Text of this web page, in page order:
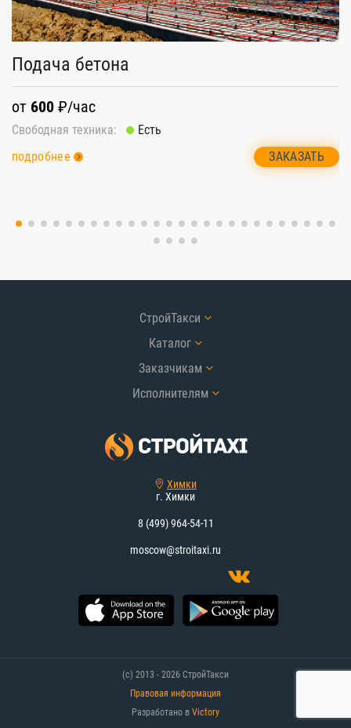
Подача бетона
от 600 ₽/час
Свободная техника:
Есть
подробнее
ЗАКАЗАТЬ
СтройТакси
Каталог
Заказчикам
Исполнителям
Химки
г. Химки
8 (499) 964-54-11
moscow@stroitaxi.ru
(с) 2013 - 2026 СтройТакси
Правовая информация
Разработано в Victory